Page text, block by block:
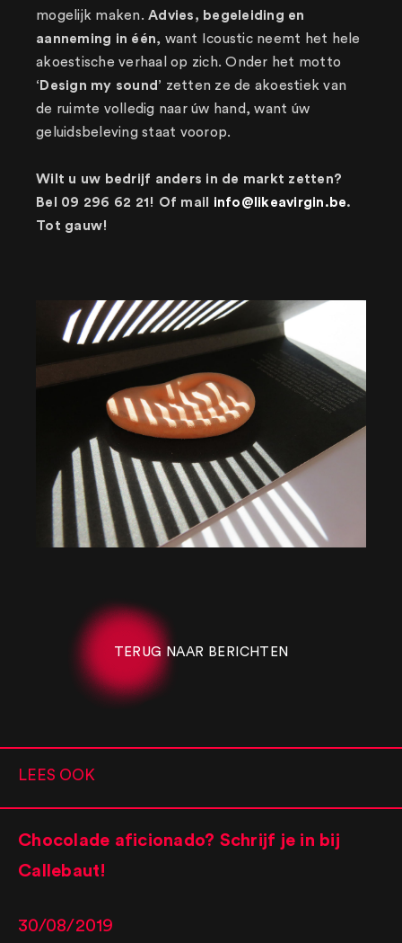
mogelijk maken. Advies, begeleiding en
aanneming in één, want Icoustic neemt het hele
akoestische verhaal op zich. Onder het motto
‘Design my sound’ zetten ze de akoestiek van
de ruimte volledig naar úw hand, want úw
geluidsbeleving staat voorop.
Wilt u uw bedrijf anders in de markt zetten?
Bel 09 296 62 21! Of mail info@likeavirgin.be.
Tot gauw!
TERUG NAAR BERICHTEN
LEES OOK
Chocolade aficionado? Schrijf je in bij
Callebaut!
30/08/2019